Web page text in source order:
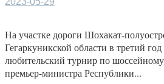
На участке дороги Шохакат-
Гегаркуникской области в третий
любительский турнир по
премьер-министра Республики...